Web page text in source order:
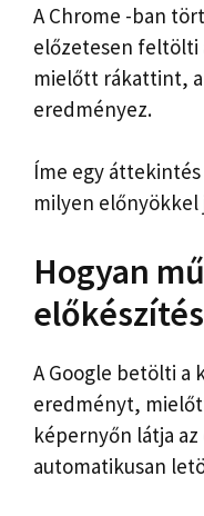
A Chrome -ban
előzetesen feltölti
mielőtt rákattint,
eredményez.
Íme egy
milyen előnyökkel
Hogyan
előkészítés
A Google betölti a
eredményt,
képernyőn látja
automatikusan